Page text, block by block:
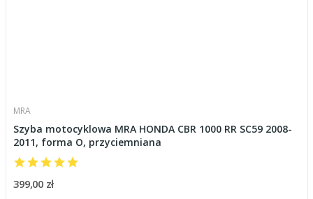
MRA
Szyba motocyklowa MRA HONDA CBR 1000 RR SC59 2008-
2011, forma O, przyciemniana
399,00 zł